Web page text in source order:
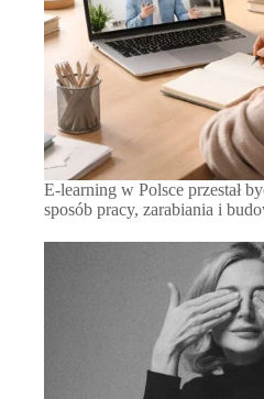
E-learning w Polsce przestał
sposób pracy, zarabiania i